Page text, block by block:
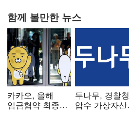
함께 볼만한 뉴스
카카오, 올해
임금협약 최종
두나무, 경찰청
압수 가상자산